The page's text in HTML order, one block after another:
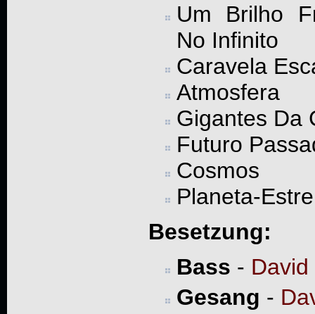
Um Brilho
No Infinito
Caravela
Atmosfera
Gigantes Da
Futuro
Cosmos
Planeta-
Besetzung:
Bass - David
Gesang -